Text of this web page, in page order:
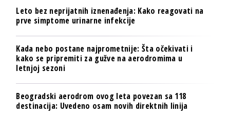
Leto bez neprijatnih iznenađenja: Kako reagovati na
prve simptome urinarne infekcije
Kada nebo postane najprometnije: Šta očekivati i
kako se pripremiti za gužve na aerodromima u
letnjoj sezoni
Beogradski aerodrom ovog leta povezan sa 118
destinacija: Uvedeno osam novih direktnih linija